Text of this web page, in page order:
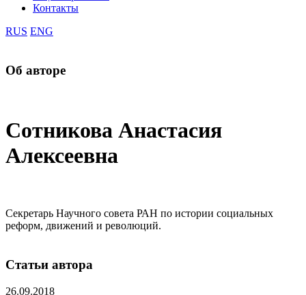
Контакты
RUS ENG
Об авторе
Сотникова Анастасия
Алексеевна
Секретарь Научного совета РАН по истории социальных
реформ, движений и революций.
Статьи автора
26.09.2018